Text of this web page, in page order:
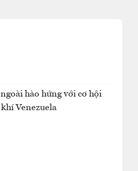
hào hứng với cơ hội
Venezuela